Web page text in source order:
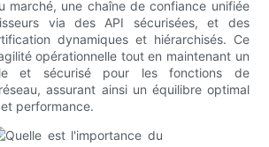
marché, une chaîne de confiance unifiée
via des API sécurisées, et des
dynamiques et hiérarchisés. Ce
opérationnelle tout en maintenant un
et sécurisé pour les fonctions de
assurant ainsi un équilibre optimal
performance.